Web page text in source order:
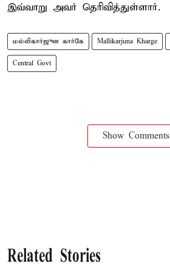
இவ்வாறு அவர் தெரிவித்துள்ளார்.
மல்லிகார்ஜுன கார்கே Mallikarjuna Kharge
Central Govt
Show Comments
Related Stories